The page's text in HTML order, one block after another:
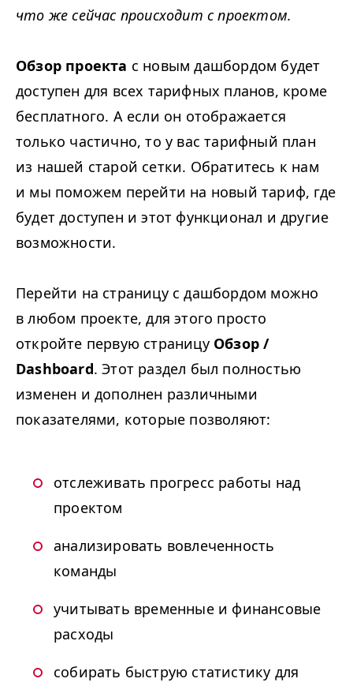
что же сейчас происходит с проектом.
Обзор проекта с новым дашбордом будет
доступен для всех тарифных планов, кроме
бесплатного. А если он отображается
только частично, то у вас тарифный план
из нашей старой сетки. Обратитесь к нам
и мы поможем перейти на новый тариф, где
будет доступен и этот функционал и другие
возможности.
Перейти на страницу с дашбордом можно
в любом проекте, для этого просто
откройте первую страницу Обзор /
Dashboard. Этот раздел был полностью
изменен и дополнен различными
показателями, которые позволяют:
отслеживать прогресс работы над
проектом
анализировать вовлеченность
команды
учитывать временные и финансовые
расходы
собирать быструю статистику для